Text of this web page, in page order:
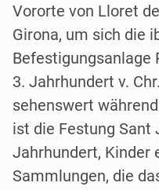
Vororte von Lloret
Girona, um sich die
Befestigungsanlage
3. Jahrhundert v.
sehenswert
ist die Festung Sant
Jahrhundert, Kinder
Sammlungen, die